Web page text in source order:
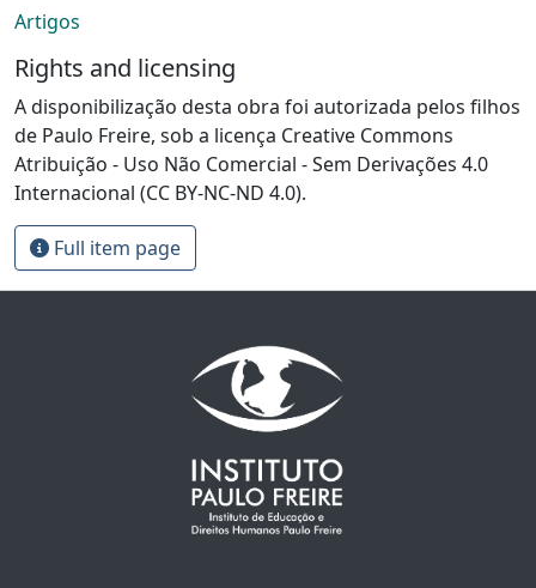
Artigos
Rights and licensing
A disponibilização desta obra foi autorizada pelos filhos
de Paulo Freire, sob a licença Creative Commons
Atribuição - Uso Não Comercial - Sem Derivações 4.0
Internacional (CC BY-NC-ND 4.0).
Full item page